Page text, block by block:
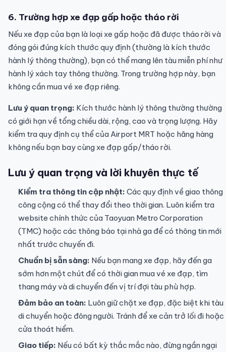
6. Trường hợp xe đạp gấp hoặc tháo rời
Nếu xe đạp của bạn là loại xe gấp hoặc đã được tháo rời và
đóng gói đúng kích thước quy định (thường là kích thước
hành lý thông thường), bạn có thể mang lên tàu miễn phí như
hành lý xách tay thông thường. Trong trường hợp này, bạn
không cần mua vé xe đạp riêng.
Lưu ý quan trọng: Kích thước hành lý thông thường thường
có giới hạn về tổng chiều dài, rộng, cao và trọng lượng. Hãy
kiểm tra quy định cụ thể của Airport MRT hoặc hãng hàng
không nếu bạn bay cùng xe đạp gấp/tháo rời.
Lưu ý quan trọng và lời khuyên thực tế
Kiểm tra thông tin cập nhật: Các quy định về giao thông
công cộng có thể thay đổi theo thời gian. Luôn kiểm tra
website chính thức của Taoyuan Metro Corporation
(TMC) hoặc các thông báo tại nhà ga để có thông tin mới
nhất trước chuyến đi.
Chuẩn bị sẵn sàng: Nếu bạn mang xe đạp, hãy đến ga
sớm hơn một chút để có thời gian mua vé xe đạp, tìm
thang máy và di chuyển đến vị trí đợi tàu phù hợp.
Đảm bảo an toàn: Luôn giữ chặt xe đạp, đặc biệt khi tàu
di chuyển hoặc đông người. Tránh để xe cản trở lối đi hoặc
cửa thoát hiểm.
Giao tiếp: Nếu có bất kỳ thắc mắc nào, đừng ngần ngại